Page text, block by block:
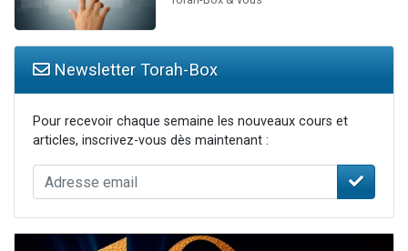
Newsletter Torah-Box
Pour recevoir chaque semaine les nouveaux cours et
articles, inscrivez-vous dès maintenant :